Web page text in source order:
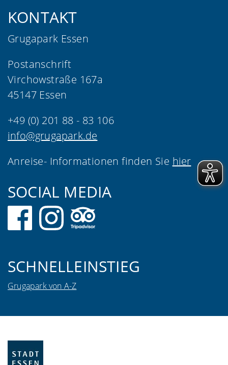
KONTAKT
Grugapark Essen
Postanschrift
Virchowstraße 167a
45147 Essen
+49 (0) 201 88 - 83 106
info@grugapark.de
Anreise- Informationen finden Sie hier
SOCIAL MEDIA
SCHNELLEINSTIEG
Grugapark von A-Z